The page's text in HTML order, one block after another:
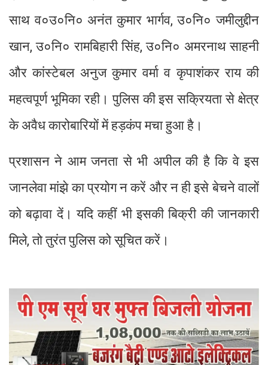
साथ व०उ०नि० अनंत कुमार भार्गव, उ०नि० जमीलुद्दीन
खान, उ०नि० रामबिहारी सिंह, उ०नि० अमरनाथ साहनी
और कांस्टेबल अनुज कुमार वर्मा व कृपाशंकर राय की
महत्वपूर्ण भूमिका रही। पुलिस की इस सक्रियता से क्षेत्र
के अवैध कारोबारियों में हड़कंप मचा हुआ है।
प्रशासन ने आम जनता से भी अपील की है कि वे इस
जानलेवा मांझे का प्रयोग न करें और न ही इसे बेचने वालों
को बढ़ावा दें। यदि कहीं भी इसकी बिक्री की जानकारी
मिले, तो तुरंत पुलिस को सूचित करें।